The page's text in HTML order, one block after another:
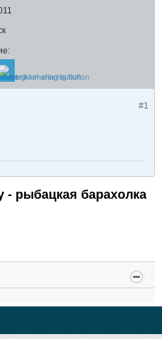
#1
- рыбацкая барахолка